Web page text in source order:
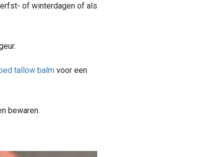
of winterdagen of als
tallow balm voor een
bewaren.